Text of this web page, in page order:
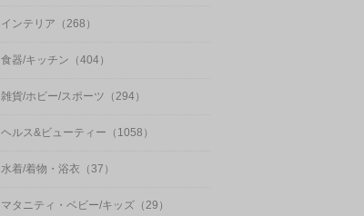
インテリア（268）
食器/キッチン（404）
雑貨/ホビー/スポーツ（294）
ヘルス&ビューティー（1058）
水着/着物・浴衣（37）
マタニティ・ベビー/キッズ（29）